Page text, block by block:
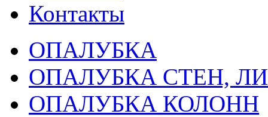
Контакты
ОПАЛУБКА
ОПАЛУБКА СТЕН,
ОПАЛУБКА КОЛОНН